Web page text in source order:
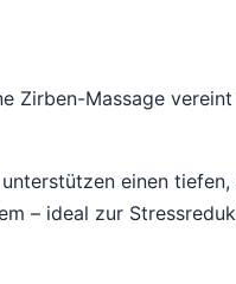
Zirben-Massage
einen tiefen,
– ideal zur